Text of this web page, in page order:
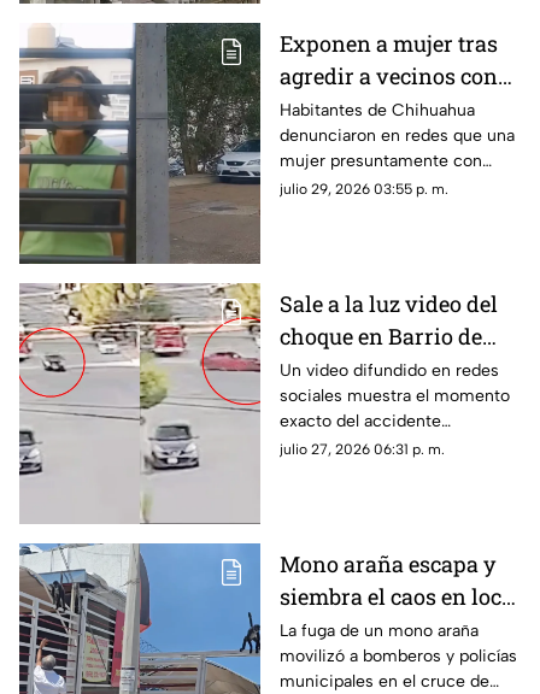
Exponen a mujer tras
agredir a vecinos con
cuchillos en
Chihuahua; revelan
presunta condición
Habitantes de Chihuahua
denunciaron en redes que una
mujer presuntamente con
problemas de salud mental
julio 29, 2026 03:55 p. m.
Sale a la luz video del
choque en Barrio de
Londres donde murió
una mujer | VIDEO
Un video difundido en redes
sociales muestra el momento
exacto del accidente
registrado en la colonia Barrio
julio 27, 2026 06:31 p. m.
Mono araña escapa y
siembra el caos en local
de barbacoa en
Chihuahua | VIDEO
La fuga de un mono araña
movilizó a bomberos y policías
municipales en el cruce de